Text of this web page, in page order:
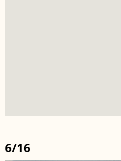
6/16